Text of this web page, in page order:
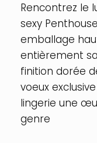
Rencontrez le
sexy
emballage
entièrement
finition dorée
voeux
lingerie une
genre